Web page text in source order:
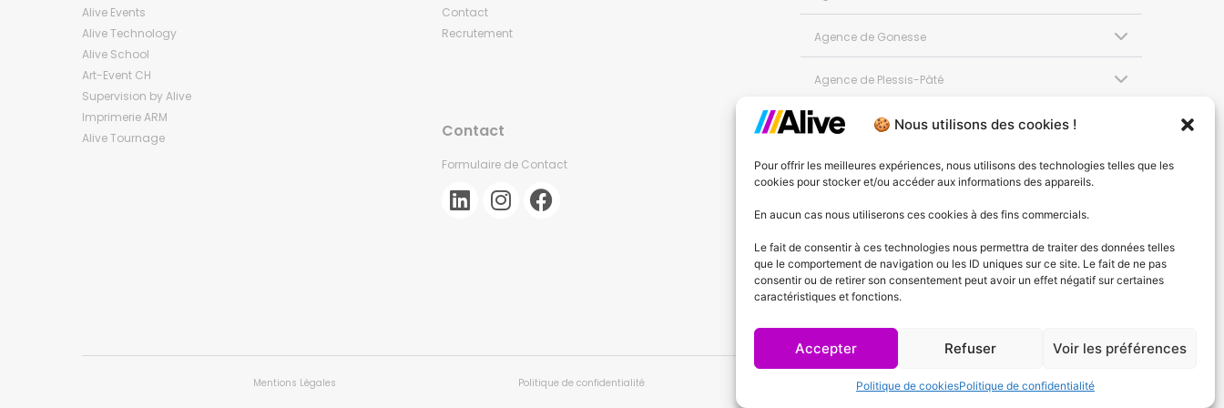
🍪 Nous utilisons des cookies !
Pour offrir les meilleures expériences, nous utilisons des technologies telles que les
cookies pour stocker et/ou accéder aux informations des appareils.
En aucun cas nous utiliserons ces cookies à des fins commercials.
Le fait de consentir à ces technologies nous permettra de traiter des données telles
que le comportement de navigation ou les ID uniques sur ce site. Le fait de ne pas
consentir ou de retirer son consentement peut avoir un effet négatif sur certaines
caractéristiques et fonctions.
Accepter Refuser Voir les préférences
Politique de cookiesPolitique de confidentialité
Alive Events
Alive Technology
Alive School
Art-Event CH
Supervision by Alive
Imprimerie ARM
Alive Tournage
Contact
Recrutement
Contact
Formulaire de Contact
Agence de Gonesse
Agence de Plessis-Pâté
Agence d'Angers
Agence de Lyon
Agence de Cannes
Agence de Lausanne
Mentions Légales Politique de confidentialité Conditions générales de vente